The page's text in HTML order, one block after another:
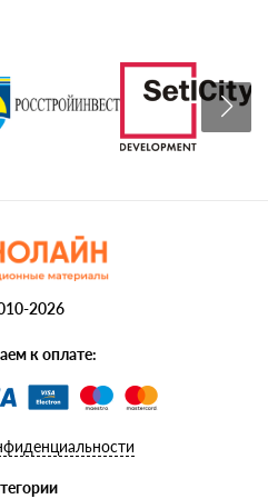
2026
к оплате: